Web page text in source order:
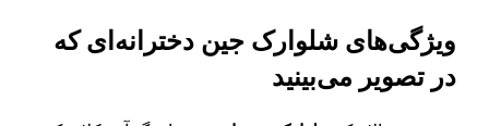
ویژگی‌های شلوارک جین دخترانه‌ای که
در تصویر می‌بینید